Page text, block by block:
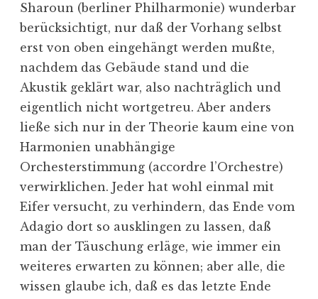
Sharoun (berliner Philharmonie) wunderbar
berücksichtigt, nur daß der Vorhang selbst
erst von oben eingehängt werden mußte,
nachdem das Gebäude stand und die
Akustik geklärt war, also nachträglich und
eigentlich nicht wortgetreu. Aber anders
ließe sich nur in der Theorie kaum eine von
Harmonien unabhängige
Orchesterstimmung (accordre l’Orchestre)
verwirklichen. Jeder hat wohl einmal mit
Eifer versucht, zu verhindern, das Ende vom
Adagio dort so ausklingen zu lassen, daß
man der Täuschung erläge, wie immer ein
weiteres erwarten zu können; aber alle, die
wissen glaube ich, daß es das letzte Ende